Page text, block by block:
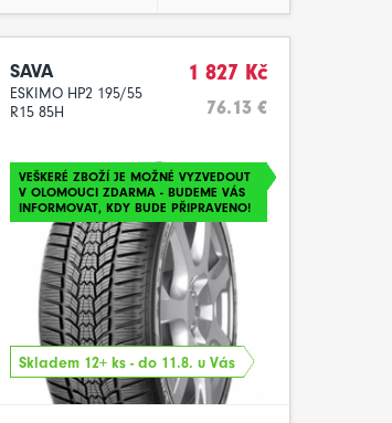
SAVA
ESKIMO HP2 195/55
R15 85H
1 827 Kč
76.13 €
VEŠKERÉ ZBOŽÍ JE MOŽNÉ VYZVEDOUT
V OLOMOUCI ZDARMA - BUDEME VÁS
INFORMOVAT, KDY BUDE PŘIPRAVENO!
Skladem 12+ ks - do 11.8. u Vás